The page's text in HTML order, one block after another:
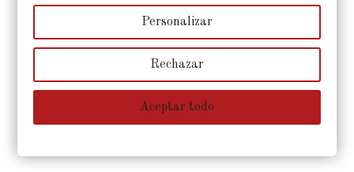
Personalizar
Rechazar
Aceptar todo